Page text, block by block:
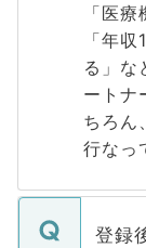
「医
「年
る」な
ートナ
ちろん
行なっ
登録